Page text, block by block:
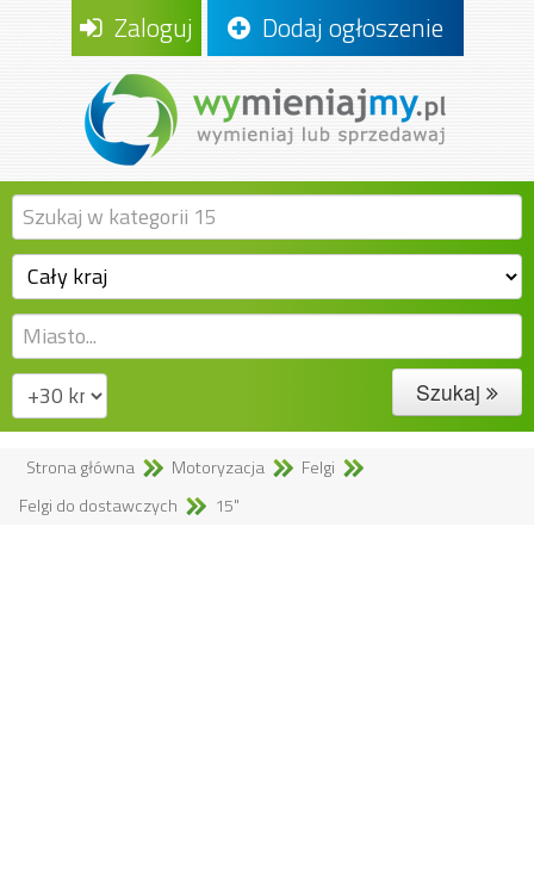
Zaloguj Dodaj ogłoszenie
Szukaj
Strona główna Motoryzacja
Felgi
Felgi do dostawczych
15"